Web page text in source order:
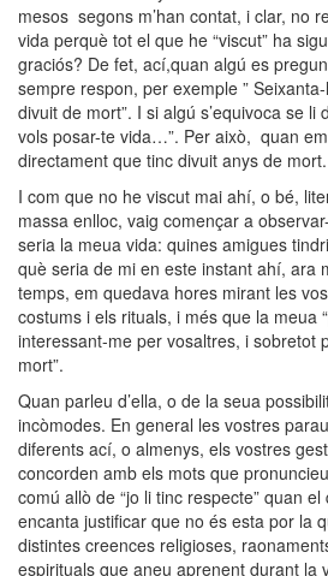
mesos segons m’han contat, i clar, no
vida perquè tot el que he “viscut” ha
graciós? De fet, ací,quan algú es
sempre respon, per exemple ”
divuit de mort”. I si algú s’equivoca se li
vols posar-te vida…”. Per això, quan
directament que tinc divuit anys de mort.
I com que no he viscut mai ahí, o bé,
massa enlloc, vaig començar a
seria la meua vida: quines amigues
què seria de mi en este instant ahí, ara
temps, em quedava hores mirant les
costums i els rituals, i més que la meua
interessant-me per vosaltres, i sobretot
mort”.
Quan parleu d’ella, o de la seua
incòmodes. En general les vostres
diferents ací, o almenys, els vostres
concorden amb els mots que
comú allò de “jo li tinc respecte” quan
encanta justificar que no és esta por la
distintes creences religioses,
espirituals que aneu aprenent durant la